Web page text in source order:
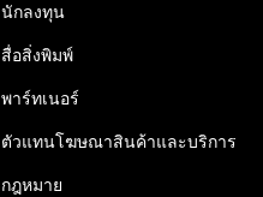
นักลงทุน
สื่อสิ่งพิมพ์
พาร์ทเนอร์
ตัวแทนโฆษณาสินค้าและบริการ
กฎหมาย